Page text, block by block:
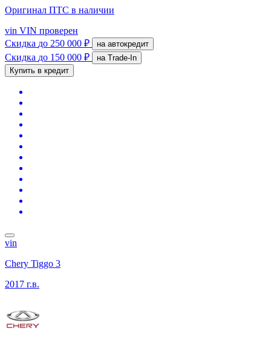
Оригинал ПТС в наличии
vin VIN проверен
Скидка до 250 000 ₽ на автокредит
Скидка до 150 000 ₽
на Trade-In
Купить в кредит
vin
Chery Tiggo 3
2017 г.в.